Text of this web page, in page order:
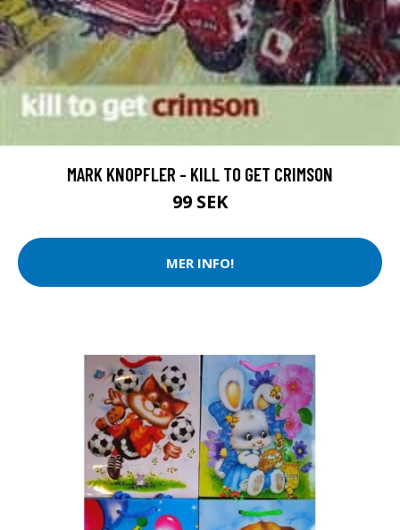
MARK KNOPFLER - KILL TO GET CRIMSON
99 SEK
MER INFO!